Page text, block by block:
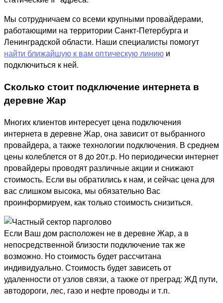
Мы сотрудничаем со всеми крупными провайдерами,
работающими на территории Санкт-Петербурга и
Ленинградской области. Наши специалисты помогут
найти ближайшую к вам оптическую линию и
подключиться к ней.
Сколько стоит подключение интернета в
деревне Жар
Многих клиентов интересует цена подключения
интернета в деревне Жар, она зависит от выбранного
провайдера, а также технологии подключения. В среднем
цены колеблется от 8 до 20т.р. Но периодически интернет
провайдеры проводят различные акции и снижают
стоимость. Если вы обратились к нам, и сейчас цена для
вас слишком высока, мы обязательно Вас
проинформируем, как только стоимость снизиться.
Если Ваш дом расположен не в деревне Жар, а в
непосредственной близости подключение так же
возможно. Но стоимость будет рассчитана
индивидуально. Стоимость будет зависеть от
удаленности от узлов связи, а также от преград: ЖД пути,
автодороги, лес, газо и нефте проводы и т.п.